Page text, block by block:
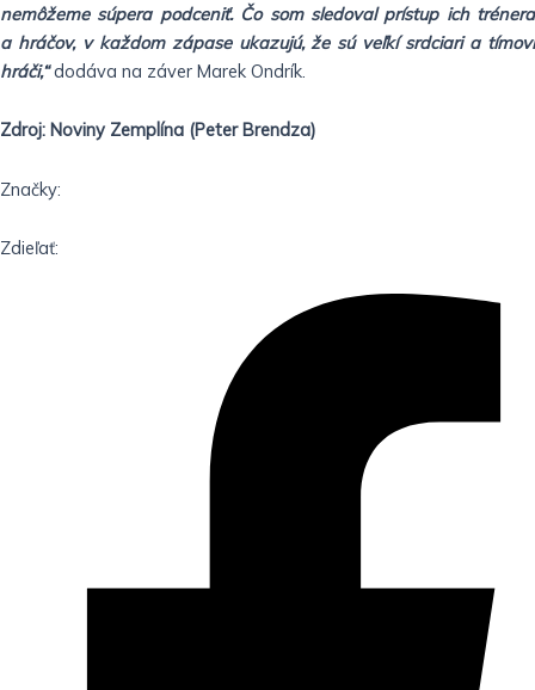
nemôžeme súpera podceniť. Čo som sledoval prístup ich trénera
a hráčov, v každom zápase ukazujú, že sú veľkí srdciari a tímoví
hráči,“dodáva na záver Marek Ondrík.
Zdroj: Noviny Zemplína (Peter Brendza)
Značky:
Zdieľať: